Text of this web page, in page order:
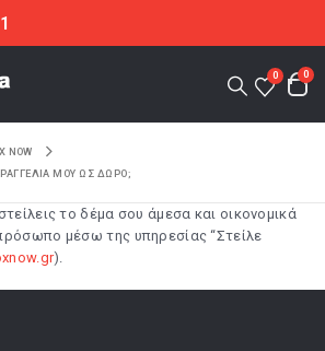
0 0
NOW
ΜΟΥ ΩΣ ΔΏΡΟ;
το δέμα σου άμεσα και οικονομικά
μέσω της υπηρεσίας “Στείλε
).